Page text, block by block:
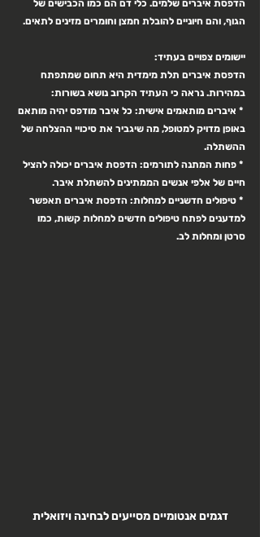
הדפסת איברים שלמים. כלי דם הם כמו הכבישים של
הגוף, והם חיוניים להובלת חמצן וחומרים מזינים לתאים.
יישומים צפויים בעתיד:
הדפסת איברים תלת מימדית היא תחום שמתפתח
במהירות. נראה כי העתיד הקרוב נושא בשורות:
* איברים מותאמים אישית: כל איבר מודפס יהיה מותאם
באופן מדויק למטופל, מה שיגביר את סיכויי ההצלחה של
ההשתלה.
* פחות המתנה לתורמים: הדפסת איברים יכולה להציל
חיים של אלפי אנשים הממתינים להשתלת איבר.
* טיפולים חדשניים למחלות: הדפסת איברים תאפשר
למדענים לפתח טיפולים חדשים למחלות קשות, כמו
סרטן ומחלות לב.
דגמים אנטומיים מסייעים לבחינה ויזואלית